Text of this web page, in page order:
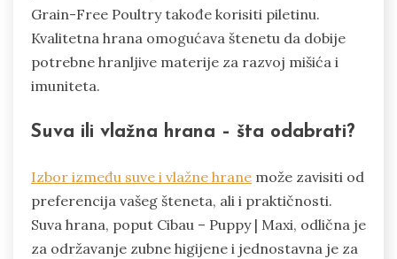
Grain-Free Poultry takođe korisiti piletinu.
Kvalitetna hrana omogućava štenetu da dobije
potrebne hranljive materije za razvoj mišića i
imuniteta.
Suva ili vlažna hrana – šta odabrati?
Izbor između suve i vlažne hrane može zavisiti od
preferencija vašeg šteneta, ali i praktičnosti.
Suva hrana, poput Cibau – Puppy | Maxi, odlična je
za održavanje zubne higijene i jednostavna je za